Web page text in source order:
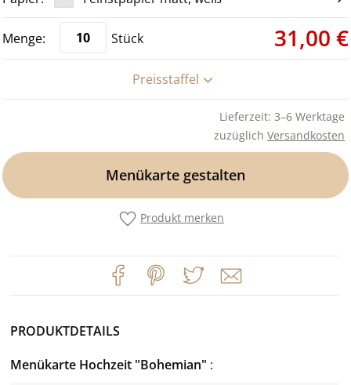
Stück 31,00 €
Preisstaffel
Lieferzeit: 3–6 Werktage
zuzüglich Versandkosten
Menükarte gestalten
Produkt merken
PRODUKTDETAILS
Menükarte Hochzeit "Bohemian"